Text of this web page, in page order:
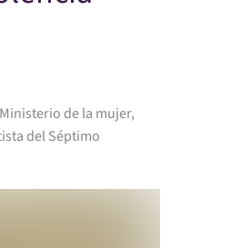
de la mujer,
del Séptimo